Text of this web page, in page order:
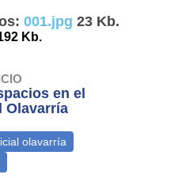
001.jpg 23 Kb.
Kb.
en el
Olavarría